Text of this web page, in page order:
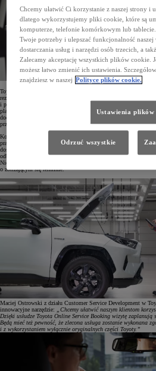
Toyota Online Service Booking działa błyskawicznie i nie
rezerwacji wystarczą podstawowe dane kontaktowe oraz
i przebieg. Drugim krokiem jest wybór serwisu, z którego
planowanej wizyty. Po automatycznej identyfikacji auta system
dodatkowo rozszerzyć zakres przeglądu, a także zdecydować się
przechowywania na kolejny sezon.
Korzystając z usługi, natychmiast można poznać szczegółową
prac oraz czas trwania przeglądu. Szybki wybór
dostępowi do wolnych terminów w kalendarzach serwisowych
odbywa się przez kliknięcie w link dostarczony SMS-em lub e-
Niedługo przed planowaną wizytą w serwisie Toyota Online
o zbliżającym się terminie.
Maciej Ostrowski z działu Customer Service Development w
innowacyjne narzędzie:
„Chcemy ułatwić naszym klientom
Dzięki usłudze Toyota Online Service Booking wizytę
Będą mieć też pewność, że zlecona usługa zostanie wykonana
i z wykorzystaniem wyłącznie oryginalnych części Toyoty.”
Chcemy ułatwić Ci korzystanie z naszej strony i
dlatego wykorzystujemy pliki cookie, które są
komputerze, telefonie komórkowym lub
Twoje potrzeby i ulepszać funkcjonalność
dostarczania usług i narzędzi osób trzecich, a
Zalecamy akceptację wszystkich plików cookie.
możesz łatwo zmienić ich ustawienia.
znajdziesz w naszej Polityce plików cookie.
Ustawienia plików
Odrzuć wszystkie